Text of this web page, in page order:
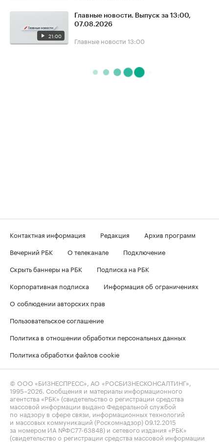
21:00
Главные новости. Выпуск за 13:00,
07.08.2026
Главные новости 13:00
Контактная информация Редакция
Архив программ
Вечерний РБК
О телеканале
Подключение
Скрыть баннеры на РБК
Подписка на РБК
Корпоративная подписка
Информация об ограничениях
О соблюдении авторских прав
Пользовательское соглашение
Политика в отношении обработки персональных данных
Политика обработки файлов cookie
© ООО «БИЗНЕСПРЕСС», АО «РОСБИЗНЕСКОНСАЛТИНГ»,
1995–2026 . Сообщения и материалы информационного
агентства «РБК» (свидетельство о регистрации средства
массовой информации выдано Федеральной службой
по надзору в сфере связи, информационных технологий
и массовых коммуникаций (Роскомнадзор) 09.12.2015
за номером ИА №ФС77-63848) и сетевого издания «РБК»
(свидетельство о регистрации средства массовой информации